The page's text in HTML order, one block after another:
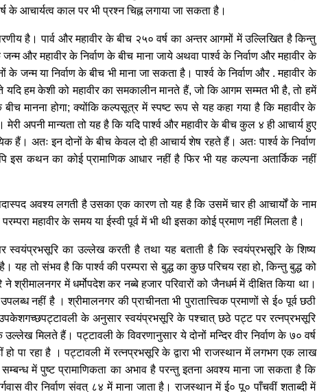
के आचार्यत्व काल पर भी प्रश्न चिह्न लगाया जा सकता है।
है। पार्व और महावीर के बीच २५० वर्ष का अन्तर आगमों में उल्लिखित है किन्तु
और महावीर के निर्वाण के बीच माना जाये अथवा पार्श्व के निर्वाण और महावीर के
जन्म या निर्वाण के बीच भी माना जा सकता है। पार्श्व के निर्वाण और . महावीर के
यदि हम केशी को महावीर का समकालीन मानते हैं, जो कि आगम सम्मत भी है, तो हमें
बीच मानना होगा; क्योंकि कल्पसूत्र में स्पष्ट रूप से यह कहा गया है कि महावीर के
अपनी मान्यता तो यह है कि यदि पार्श्व और महावीर के बीच कुल ४ ही आचार्य हुए
हैं। अतः इन दोनों के बीच केवल दो ही आचार्य शेष रहते हैं। अतः पार्श्व के निर्वाण
इस कथन का कोई प्रामाणिक आधार नहीं है फिर भी यह कल्पना अतार्किक नहीं
अवश्य लगती है उसका एक कारण तो यह है कि उसमें चार ही आचार्यों के नाम
महावीर के समय या ईस्वी पूर्व में भी थी इसका कोई प्रमाण नहीं मिलता है।
का उल्लेख करती है तथा यह बताती है कि स्वयंप्रभसूरि के शिष्य
यह तो संभव है कि पार्श्व की परम्परा से बुद्ध का कुछ परिचय रहा हो, किन्तु बुद्ध को
में धर्मोपदेश कर नब्बे हजार परिवारों को जैनधर्म में दीक्षित किया था।
नहीं है । श्रीमालनगर की प्राचीनता भी पुरातात्त्विक प्रमाणों से ई० पूर्व छठी
उपकेशगच्छपट्टावली के अनुसार स्वयंप्रभसूरि के पश्चात् छठे पट्ट पर रत्नप्रभसूरि
मिलते हैं। पट्टावली के विवरणानुसार ये दोनों मन्दिर वीर निर्वाण के ७० वर्ष
हो पा रहा है । पट्टावली में रत्नप्रभसूरि के द्वारा भी राजस्थान में लगभग एक लाख
में पुष्ट प्रामाणिकता का अभाव है परन्तु इतना अवश्य माना जा सकता है कि
वीर निर्वाण संवत् ८४ में माना जाता है। राजस्थान में ई० पू० पाँचवीं शताब्दी में